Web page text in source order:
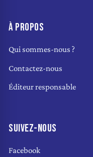
À PROPOS
Qui sommes-nous ?
Contactez-nous
Éditeur responsable
SUIVEZ-NOUS
Facebook